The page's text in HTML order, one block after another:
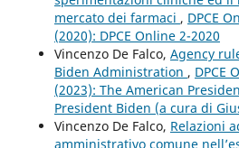
mercato dei farmaci , DPCE
(2020): DPCE Online 2-2020
Vincenzo De Falco, Agency
Biden Administration , DPCE
(2023): The American
President Biden (a cura di
Vincenzo De Falco, Relazioni
amministrativo comune